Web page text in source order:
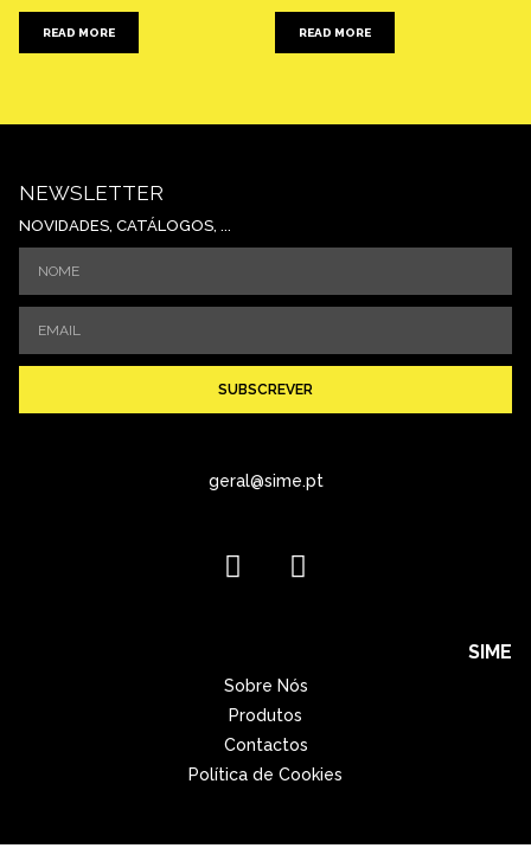
READ MORE READ MORE
NEWSLETTER
NOVIDADES, CATÁLOGOS, ...
SUBSCREVER
geral@sime.pt
SIME
Sobre Nós
Produtos
Contactos
Política de Cookies